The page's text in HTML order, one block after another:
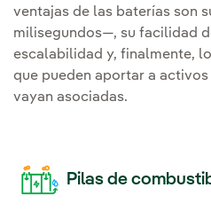
ventajas de las baterías son
milisegundos—, su facilidad
escalabilidad y, finalmente,
que pueden aportar a
vayan asociadas.
Pilas de